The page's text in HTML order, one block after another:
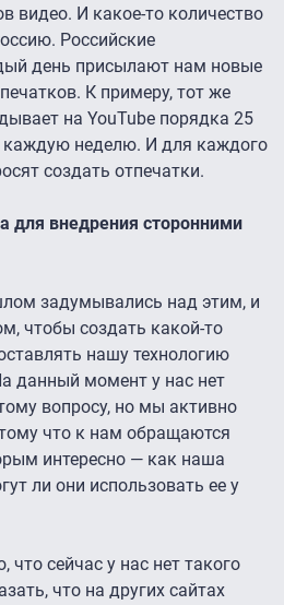
видео. И какое-то количество
Российские
день присылают нам новые
К примеру, тот же
на YouTube порядка 25
каждую неделю. И для каждого
создать отпечатки.
для внедрения сторонними
задумывались над этим, и
чтобы создать какой-то
нашу технологию
данный момент у нас нет
вопросу, но мы активно
что к нам обращаются
интересно — как наша
ли они использовать ее у
что сейчас у нас нет такого
что на других сайтах